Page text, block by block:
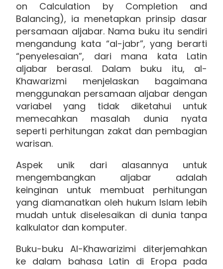
on Calculation by Completion and
Balancing), ia menetapkan prinsip dasar
persamaan aljabar. Nama buku itu sendiri
mengandung kata “al-jabr”, yang berarti
“penyelesaian”, dari mana kata Latin
aljabar berasal. Dalam buku itu, al-
Khawarizmi menjelaskan bagaimana
menggunakan persamaan aljabar dengan
variabel yang tidak diketahui untuk
memecahkan masalah dunia nyata
seperti perhitungan zakat dan pembagian
warisan.
Aspek unik dari alasannya untuk
mengembangkan aljabar adalah
keinginan untuk membuat perhitungan
yang diamanatkan oleh hukum Islam lebih
mudah untuk diselesaikan di dunia tanpa
kalkulator dan komputer.
Buku-buku Al-Khawarizimi diterjemahkan
ke dalam bahasa Latin di Eropa pada